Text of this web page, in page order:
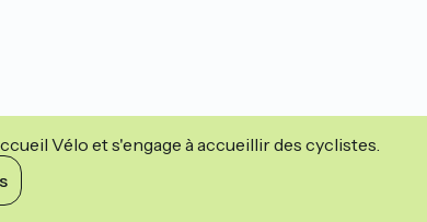
Vélo et s'engage à accueillir des cyclistes.